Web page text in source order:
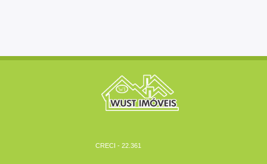
CRECI - 22.361